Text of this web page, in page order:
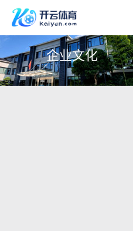
企业文化